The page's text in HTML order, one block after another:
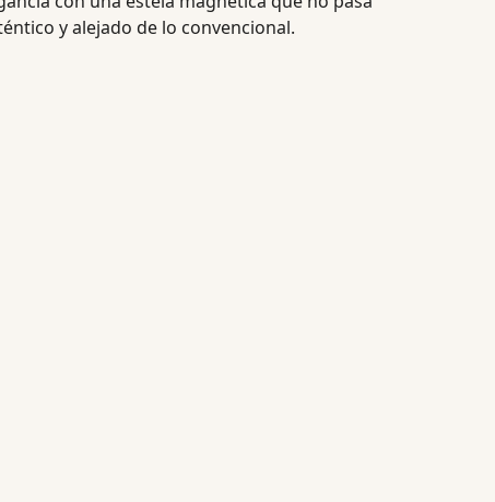
y alejado de lo convencional.